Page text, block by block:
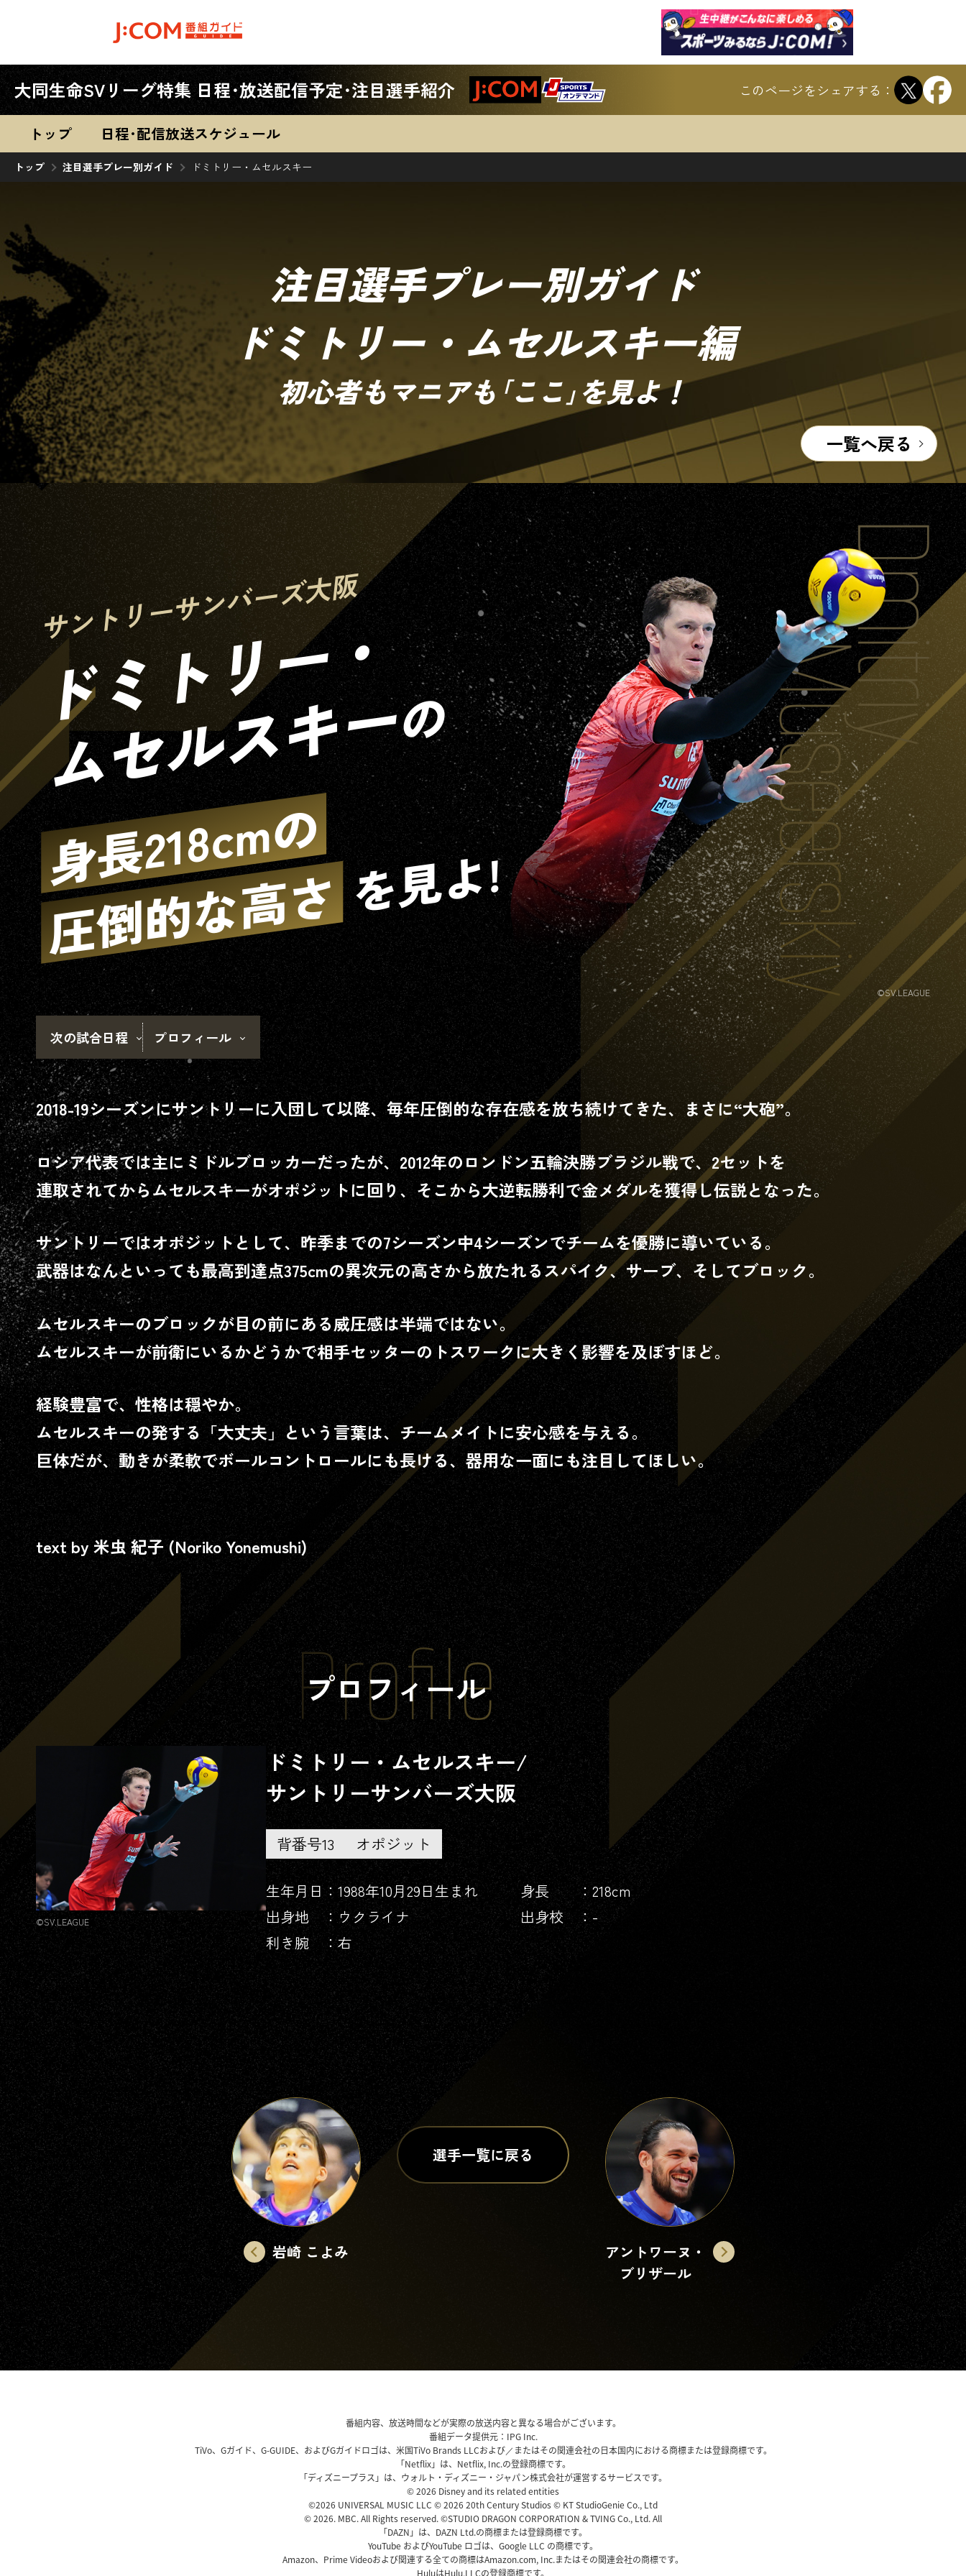
大同生命SVリーグ特集日程･放送配信予定･注目選手紹介 このページをシェアする： Twitter
トップ 日程･配信放送スケジュール
トップ 注目選手プレー別ガイド ドミトリー・ムセルスキー
注目選手プレー別ガイド
ドミトリー・ムセルスキー編
初心者もマニアも｢ここ｣を見よ！
一覧へ戻る
©SV.LEAGUE
サントリーサンバーズ大阪
ドミトリー・
ムセルスキーの
身長218cmの
圧倒的な高さ を見よ!
次の試合日程 プロフィール
2018-19シーズンにサントリーに入団して以降、毎年圧倒的な存在感を放ち続けてきた、まさに“大砲”。
ロシア代表では主にミドルブロッカーだったが、2012年のロンドン五輪決勝ブラジル戦で、2セットを
連取されてからムセルスキーがオポジットに回り、そこから大逆転勝利で金メダルを獲得し伝説となった。
サントリーではオポジットとして、昨季までの7シーズン中4シーズンでチームを優勝に導いている。
武器はなんといっても最高到達点375cmの異次元の高さから放たれるスパイク、サーブ、そしてブロック。
ムセルスキーのブロックが目の前にある威圧感は半端ではない。
ムセルスキーが前衛にいるかどうかで相手セッターのトスワークに大きく影響を及ぼすほど。
経験豊富で、性格は穏やか。
ムセルスキーの発する「大丈夫」という言葉は、チームメイトに安心感を与える。
巨体だが、動きが柔軟でボールコントロールにも長ける、器用な一面にも注目してほしい。
text by 米虫 紀子 (Noriko Yonemushi)
Profile
プロフィール
©SV.LEAGUE
ドミトリー・ムセルスキー/
サントリーサンバーズ大阪
背番号13 オポジット
生年月日 ：1988年10月29日生まれ
出身地
：ウクライナ
利き腕
：右
身長
：218cm
出身校
：-
岩崎 こよみ
選手一覧に戻る
アントワーヌ・
ブリザール
J SPORTSオンデマンドでSVリーグ男女全試合配信中！
スマホでのご視聴
左のQRコードよりアクセスしてください。
※アクセス後、ページ下部｢J:COMまたはYCVにご加入のお客様はこちら｣から
ログインに進んでください。
※アプリをインストールされてない場合は、ストアに遷移します。
PCでのご視聴
ご視聴はこちら
「J SPORTSオンデマンド」とは
J SPORTSで放送される番組のライブ配信や見逃し配信が視聴できる動画配信サービスで
す。
佐藤
さとう
淑乃 髙橋
たかはし
藍
らん
宮部
みやべ
藍梨
あいり
山本
やまもと
智大
ともひろ
由紀子
ゆきこ
水町
みずまち
泰杜
たいと
林
はやし
琴奈
バルデス・
メリーサ
岩崎
いわさき
こよみ
ドミトリー・
ムセルスキー
アントワーヌ・
ブリザール
宮浦
みやうら
健人
けんと
西本
にしもと
圭吾
けいご
福留
番組内容、放送時間などが実際の放送内容と異なる場合がございます。
番組データ提供元：IPG Inc.
TiVo、Gガイド、G-GUIDE、およびGガイドロゴは、米国TiVo Brands LLCおよび／またはその関連会社の日本国内における商標または登録商標です。
「Netflix」は、Netflix, Inc.の登録商標です。
「ディズニープラス」は、ウォルト・ディズニー・ジャパン株式会社が運営するサービスです。
© 2026 Disney and its related entities
©2026 UNIVERSAL MUSIC LLC © 2026 20th Century Studios © KT StudioGenie Co., Ltd
© 2026. MBC. All Rights reserved. ©STUDIO DRAGON CORPORATION & TVING Co., Ltd. All
「DAZN」は、DAZN Ltd.の商標または登録商標です。
YouTube およびYouTube ロゴは、Google LLC の商標です。
Amazon、Prime Videoおよび関連する全ての商標はAmazon.com, Inc.またはその関連会社の商標です。
HuluはHulu,LLCの登録商標です。